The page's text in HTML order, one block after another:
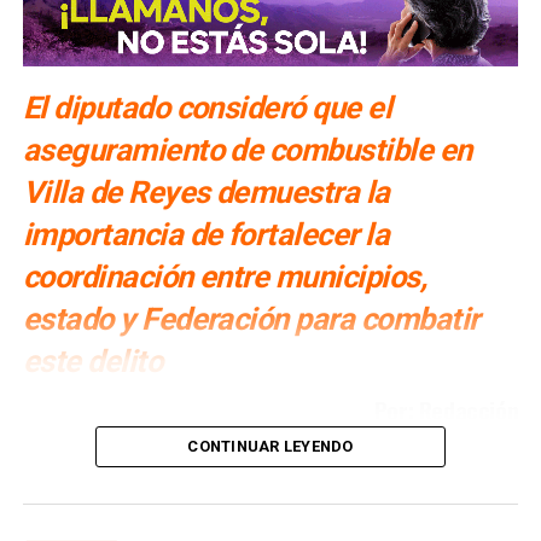
El diputado consideró que el
aseguramiento de combustible en
Villa de Reyes demuestra la
importancia de fortalecer la
coordinación entre municipios,
estado y Federación para combatir
este delito
Cuauhtli Badillo Moreno, presidente de la Comisión de
Congreso del Estado, llamó a las y los presidentes
CONTINUAR LEYENDO